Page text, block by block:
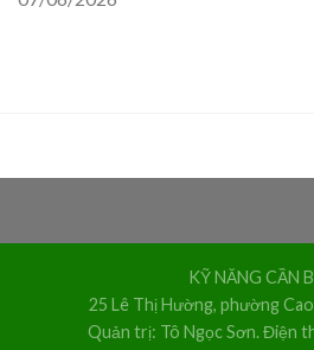
KỸ NĂNG CẦN
25 Lê Thị Hường, phường
Quản trị: Tô Ngọc Sơn. Điện